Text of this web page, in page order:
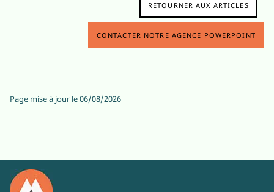
RETOURNER AUX ARTICLES
CONTACTER NOTRE AGENCE POWERPOINT
Page mise à jour le06/08/2026